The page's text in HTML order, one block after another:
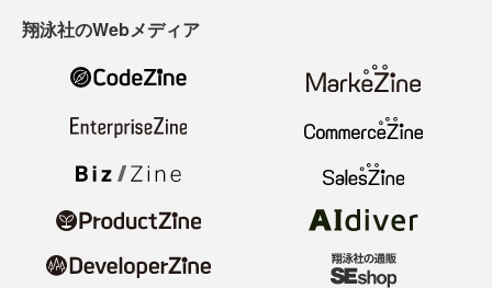
翔泳社のWebメディア